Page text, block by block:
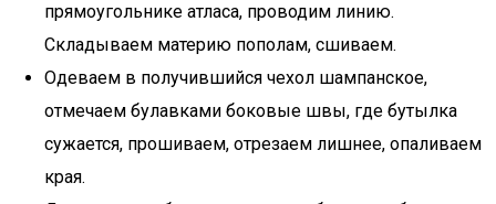
прямоугольнике атласа, проводим линию.
Складываем материю пополам, сшиваем.
Одеваем в получившийся чехол шампанское,
отмечаем булавками боковые швы, где бутылка
сужается, прошиваем, отрезаем лишнее, опаливаем
края.